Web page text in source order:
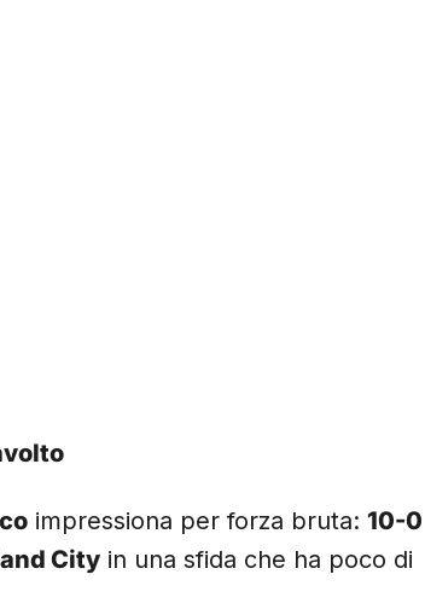
impressiona per forza bruta: 10-0
City in una sfida che ha poco di